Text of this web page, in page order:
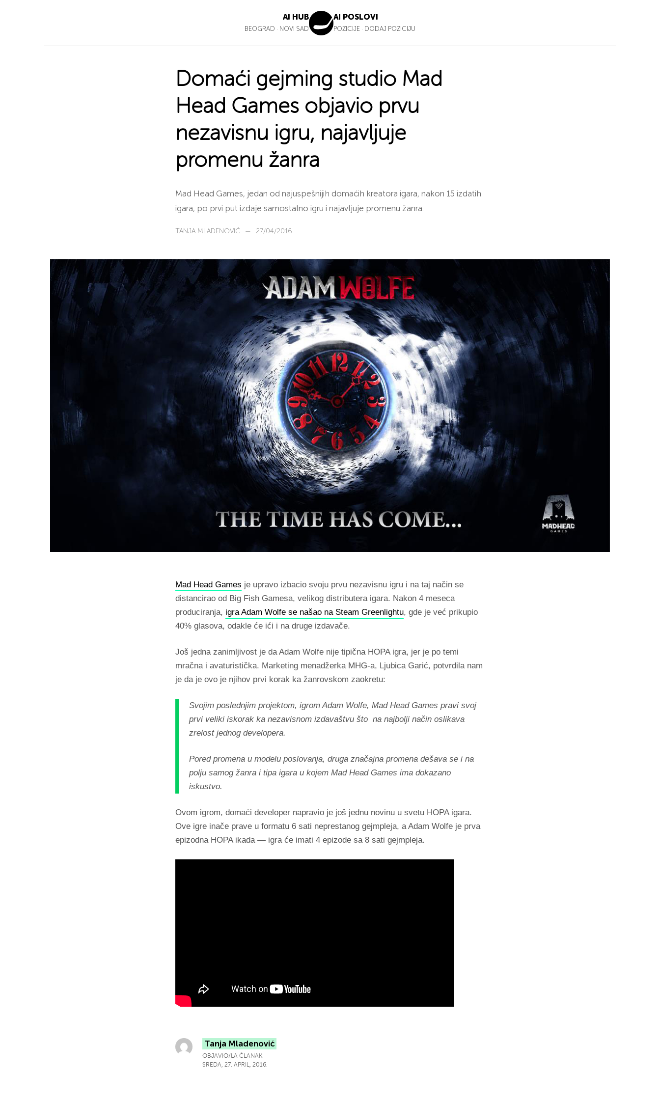
AI HUB
BEOGRAD · NOVI SAD
AI POSLOVI
POZICIJE · DODAJ POZICIJU
Domaći gejming studio Mad
Head Games objavio prvu
nezavisnu igru, najavljuje
promenu žanra
Mad Head Games, jedan od najuspešnijih domaćih kreatora igara, nakon 15 izdatih
igara, po prvi put izdaje samostalno igru i najavljuje promenu žanra.
TANJA MLADENOVIĆ — 27/04/2016
Mad Head Games je upravo izbacio svoju prvu nezavisnu igru i na taj način se
distancirao od Big Fish Gamesa, velikog distributera igara. Nakon 4 meseca
produciranja, igra Adam Wolfe se našao na Steam Greenlightu, gde je već prikupio
40% glasova, odakle će ići i na druge izdavače.
Još jedna zanimljivost je da Adam Wolfe nije tipična HOPA igra, jer je po temi
mračna i avaturistička. Marketing menadžerka MHG-a, Ljubica Garić, potvrdila nam
je da je ovo je njihov prvi korak ka žanrovskom zaokretu:
Svojim poslednjim projektom, igrom Adam Wolfe, Mad Head Games pravi svoj
prvi veliki iskorak ka nezavisnom izdavaštvu što na najbolji način oslikava
zrelost jednog developera.
Pored promena u modelu poslovanja, druga značajna promena dešava se i na
polju samog žanra i tipa igara u kojem Mad Head Games ima dokazano
iskustvo.
Ovom igrom, domaći developer napravio je još jednu novinu u svetu HOPA igara.
Ove igre inače prave u formatu 6 sati neprestanog gejmpleja, a Adam Wolfe je prva
epizodna HOPA ikada — igra će imati 4 epizode sa 8 sati gejmpleja.
Tanja Mladenović
OBJAVIO/LA ČLANAK.
SREDA, 27. APRIL, 2016.